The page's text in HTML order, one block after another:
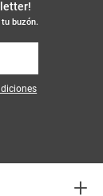
buzón.
+